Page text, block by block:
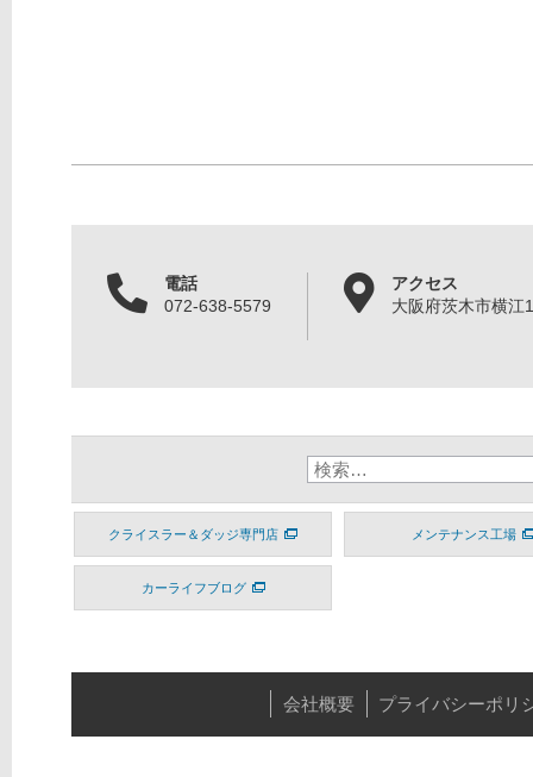
電話
072-638-5579
アクセス
大阪府茨木市横江
クライスラー＆ダッジ専門店 メンテナンス工場
カーライフブログ
会社概要 プライバシーポリ